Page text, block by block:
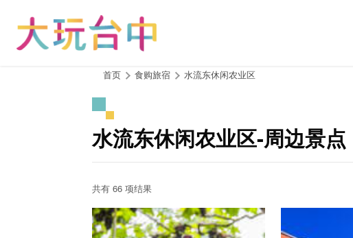
首页 食购旅宿 水流东休闲农业区
水流东休闲农业区-周边景点
共有 66 项结果